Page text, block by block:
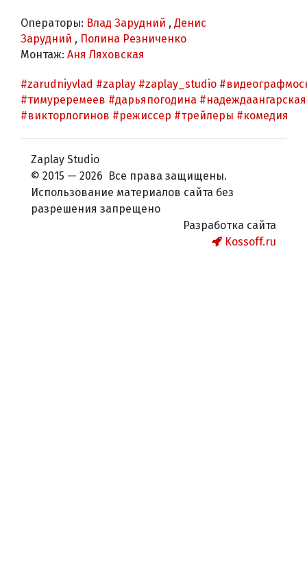
Операторы: Влад Зарудний , Денис
Зарудний , Полина Резниченко
Монтаж: Аня Ляховская
#zarudniyvlad #zaplay #zaplay_studio
#тимуреремеев #дарьяпогодина #надеждаангарская
#викторлогинов #режиссер #трейлеры #комедия
Zaplay Studio
© 2015 — 2026 Все права защищены.
Использование материалов сайта без
разрешения запрещено
Разработка сайта
Kossoff.ru